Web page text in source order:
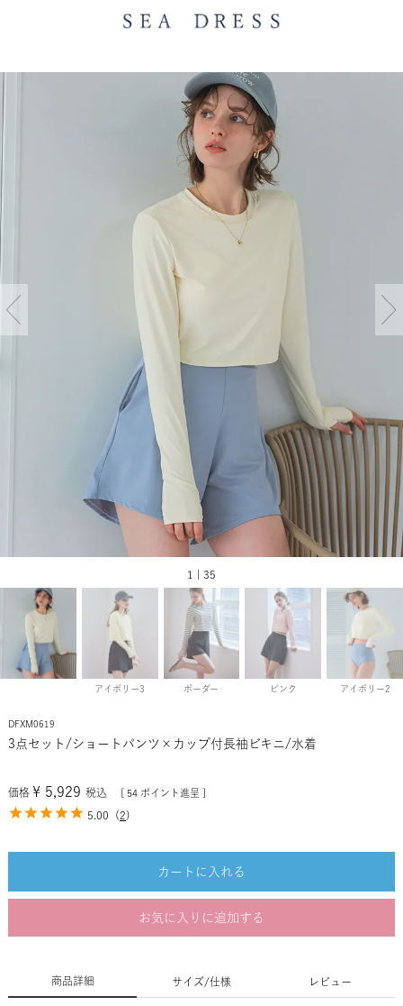
1 | 35
アイボリー3 ボーダー ピンク アイボリー2
DFXM0619
3点セット/ショートパンツ×カップ付長袖ビキニ/水着
価格 ¥ 5,929 税込 54 ポイント進呈 ]
5.00 ( 2)
カートに入れる
お気に入りに追加する
商品詳細 サイズ/仕様 レビュー